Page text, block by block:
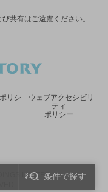
条件で探す
共有はご遠慮ください。
LIMITED.
リシ
ウェブアクセシビリ
ティ
ポリシー
しいウィンドウで開く